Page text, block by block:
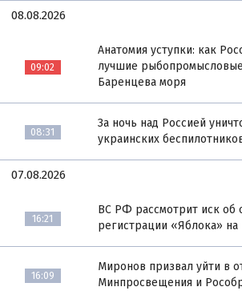
08.08.2026
09:02
Анатомия уступки: как
лучшие
Баренцева моря
08:31
За ночь над Россией
украинских
07.08.2026
16:21
ВС РФ рассмотрит иск об
регистрации «Яблока»
16:09
Миронов призвал уйти в
Минпросвещения и